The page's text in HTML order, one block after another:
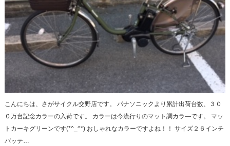
こんにちは、さがサイクル交野店です。 パナソニックより累計出荷台数、３０
０万台記念カラーの入荷です。 カラーは今流行りのマット調カラ―です。 マッ
トカーキグリーンです(*^_^*) おしゃれなカラーですよね！！ サイズ２６インチ
バッテ…